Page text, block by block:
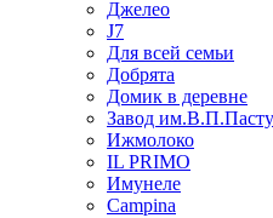
Джелео
J7
Для всей семьи
Добрята
Домик в деревне
Завод
Ижмолоко
IL PRIMO
Имунеле
Campina